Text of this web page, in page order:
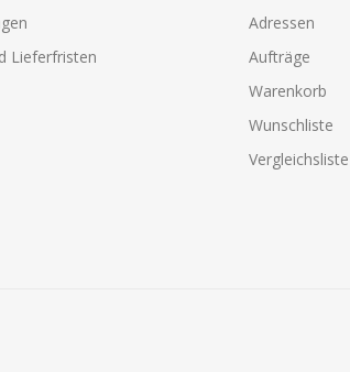
Lieferfristen
Adressen
Aufträge
Warenkorb
Wunschliste
Vergleichsliste